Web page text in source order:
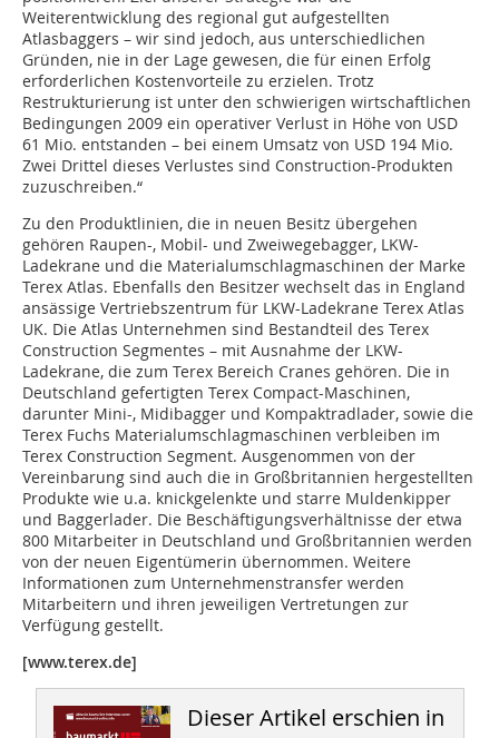
Weiterentwicklung des regional gut aufgestellten
Atlasbaggers – wir sind jedoch, aus unterschiedlichen
Gründen, nie in der Lage gewesen, die für einen Erfolg
erforderlichen Kostenvorteile zu erzielen. Trotz
Restrukturierung ist unter den schwierigen wirtschaftlichen
Bedingungen 2009 ein operativer Verlust in Höhe von USD
61 Mio. entstanden – bei einem Umsatz von USD 194 Mio.
Zwei Drittel dieses Verlustes sind Construction-Produkten
zuzuschreiben.“
Zu den Produktlinien, die in neuen Besitz übergehen
gehören Raupen-, Mobil- und Zweiwegebagger, LKW-
Ladekrane und die Materialumschlagmaschinen der Marke
Terex Atlas. Ebenfalls den Besitzer wechselt das in England
ansässige Vertriebszentrum für LKW-Ladekrane Terex Atlas
UK. Die Atlas Unternehmen sind Bestandteil des Terex
Construction Segmentes – mit Ausnahme der LKW-
Ladekrane, die zum Terex Bereich Cranes gehören. Die in
Deutschland gefertigten Terex Compact-Maschinen,
darunter Mini-, Midibagger und Kompaktradlader, sowie die
Terex Fuchs Materialumschlagmaschinen verbleiben im
Terex Construction Segment. Ausgenommen von der
Vereinbarung sind auch die in Großbritannien hergestellten
Produkte wie u.a. knickgelenkte und starre Muldenkipper
und Baggerlader. Die Beschäftigungsverhältnisse der etwa
800 Mitarbeiter in Deutschland und Großbritannien werden
von der neuen Eigentümerin übernommen. Weitere
Informationen zum Unternehmenstransfer werden
Mitarbeitern und ihren jeweiligen Vertretungen zur
Verfügung gestellt.
[www.terex.de]
Dieser Artikel erschien in